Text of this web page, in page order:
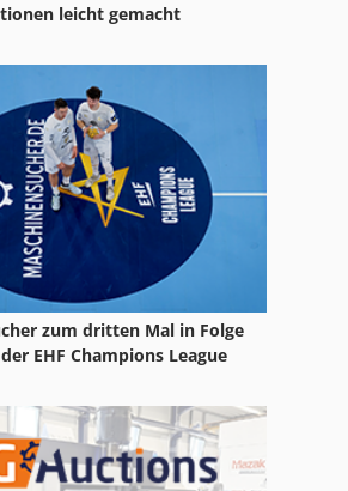
Fraes Und Schleifmaschine
Drehmaschine
leicht gemacht
zum dritten Mal in Folge
EHF Champions League